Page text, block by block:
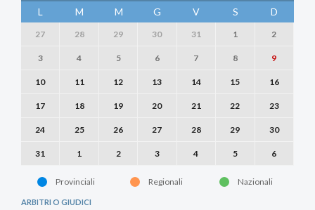
L
M M G V S D
27 28 29 30 31 1 2
3 4 5 6 7 8 9
10 11 12 13 14 15 16
17 18 19 20 21 22 23
24 25 26 27 28 29 30
31 1 2 3 4 5 6
Provinciali Regionali Nazionali
ARBITRI O GIUDICI